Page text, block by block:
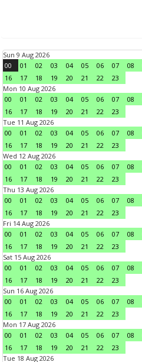
Sun 9 Aug 2026
00
01 02 03 04 05 06 07 08
16
17 18 19 20 21 22
23
Mon 10 Aug 2026
00
01 02 03 04 05 06 07 08
16
17 18 19 20 21 22
23
Tue 11 Aug 2026
00
01 02 03 04 05 06 07 08
16
17 18 19 20 21 22
23
Wed 12 Aug 2026
00
01 02 03 04 05 06 07 08
16
17 18 19 20 21 22
23
Thu 13 Aug 2026
00
01 02 03 04 05 06 07 08
16
17 18 19 20 21 22
23
Fri 14 Aug 2026
00
01 02 03 04 05 06 07 08
16
17 18 19 20 21 22
23
Sat 15 Aug 2026
00
01 02 03 04 05 06 07 08
16
17 18 19 20 21 22
23
Sun 16 Aug 2026
00
01 02 03 04 05 06 07 08
16
17 18 19 20 21 22
23
Mon 17 Aug 2026
00
01 02 03 04 05 06 07 08
16
17 18 19 20 21 22
23
Tue 18 Aug 2026